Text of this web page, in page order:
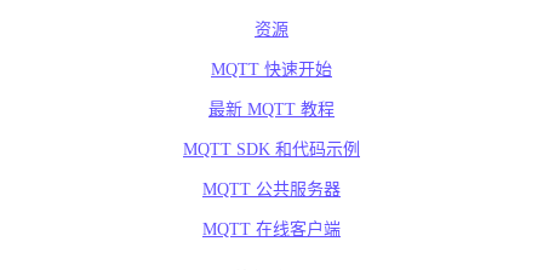
资源
MQTT 快速开始
最新 MQTT 教程
MQTT SDK 和代码示例
MQTT 公共服务器
MQTT 在线客户端